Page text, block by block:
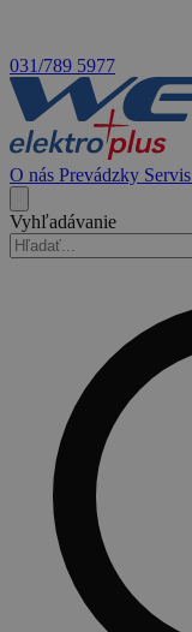
031/789 5977
O nás Prevádzky Servis
Vyhľadávanie